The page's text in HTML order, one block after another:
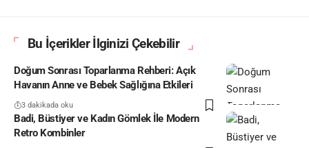
Bu İçerikler İlginizi Çekebilir
Doğum Sonrası Toparlanma Rehberi: Açık
Havanın Anne ve Bebek Sağlığına Etkileri
3 dakikada oku
Badi, Büstiyer ve Kadın Gömlek İle Modern
Retro Kombinler